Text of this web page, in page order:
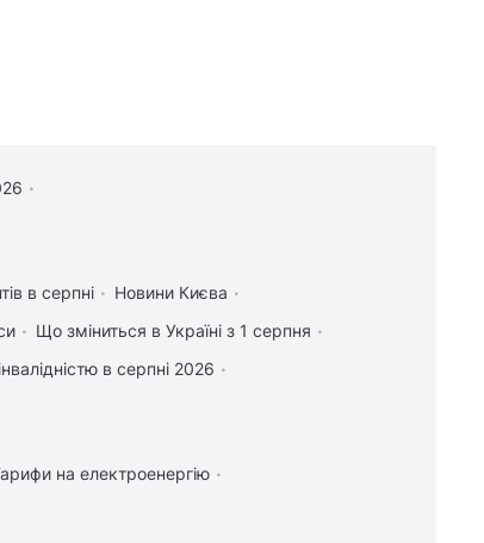
в серпні
Новини Києва
Що зміниться в Україні з 1 серпня
в серпні 2026
на електроенергію